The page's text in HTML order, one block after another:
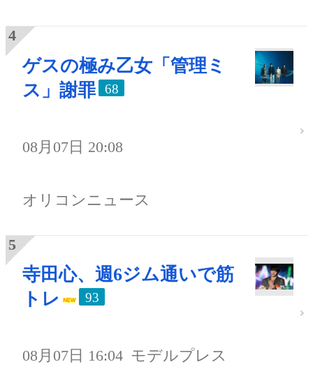
ゲスの極み乙女「管理ミ
ス」謝罪
68
08月07日 20:08
オリコンニュース
寺田心、週6ジム通いで筋
トレ
93
08月07日 16:04 モデルプレス